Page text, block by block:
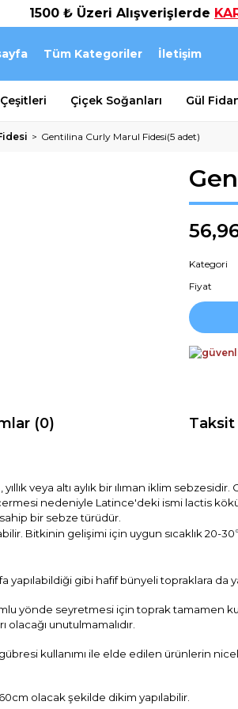
1500 ₺ Üzeri Alışverişlerde
Tüm Kategoriler İletişim
Çiçek Soğanları Gül
Gentilina Curly Marul Fidesi(5 adet)
Kategori
Fiyat
(0) Taksit
veya altı aylık bir ılıman iklim
nedeniyle Latince'deki ismi lactis
bir sebze türüdür.
Bitkinin gelişimi için uygun sıcaklık 20-30
yapılabildiği gibi hafif bünyeli topraklara da
yönde seyretmesi için toprak tamamen
olacağı unutulmamalıdır.
gübresi kullanımı ile elde edilen ürünlerin
olacak şekilde dikim yapılabilir.